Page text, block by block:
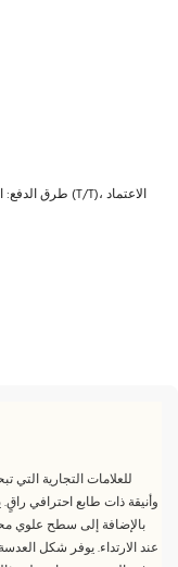
وأنيقة ذات طابع احترافي
بالإضافة إلى سطح علوي
عند الارتداء. يوفر شكل